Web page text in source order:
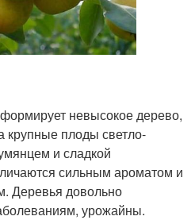
невысокое дерево,
крупные плоды светло-
и сладкой
сильным ароматом и
Деревья довольно
урожайны.